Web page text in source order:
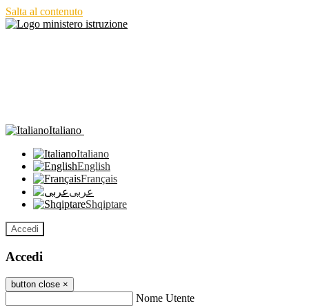
Salta al contenuto
Italiano
Italiano
English
Français
عربى
Shqiptare
Accedi
Accedi
button close ×
Nome Utente